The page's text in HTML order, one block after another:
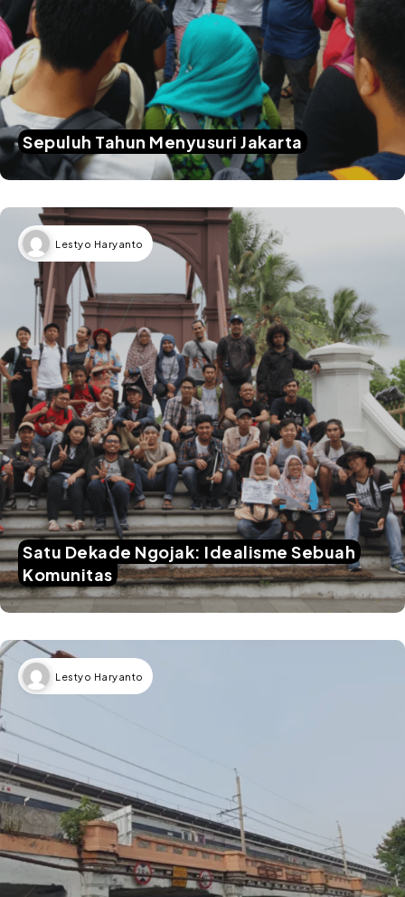
Sepuluh Tahun Menyusuri Jakarta
Lestyo Haryanto
Satu Dekade Ngojak: Idealisme Sebuah
Komunitas
Lestyo Haryanto